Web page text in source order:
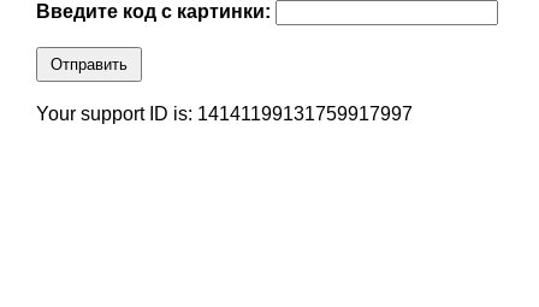
Введите код с картинки:
Отправить
Your support ID is: 14141199131759917997